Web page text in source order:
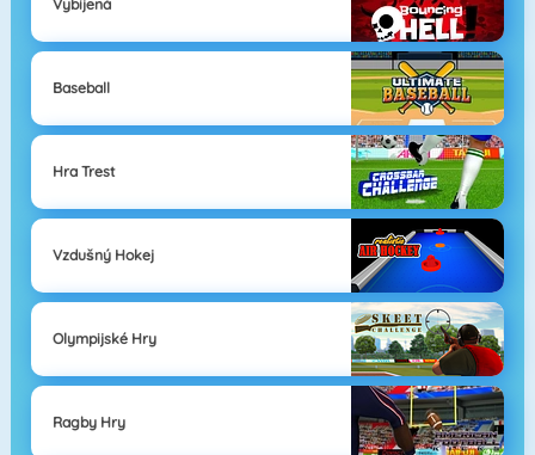
Vybíjená
Baseball
Hra Trest
Vzdušný Hokej
Olympijské Hry
Ragby Hry